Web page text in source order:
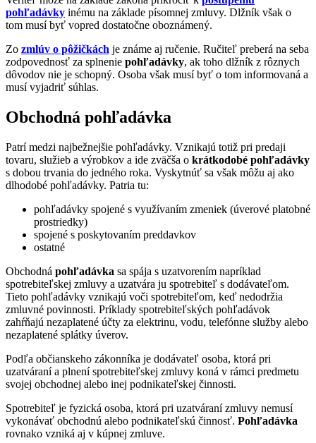
pohľadávky inému na základe písomnej zmluvy. Dlžník však o
tom musí byť vopred dostatočne oboznámený.
Zo zmlúv o pôžičkách je známe aj ručenie. Ručiteľ preberá na seba
zodpovednosť za splnenie pohľadávky, ak toho dlžník z rôznych
dôvodov nie je schopný. Osoba však musí byť o tom informovaná a
musí vyjadriť súhlas.
Obchodná pohľadávka
Patrí medzi najbežnejšie pohľadávky. Vznikajú totiž pri predaji
tovaru, služieb a výrobkov a ide zväčša o krátkodobé pohľadávky
s dobou trvania do jedného roka. Vyskytnúť sa však môžu aj ako
dlhodobé pohľadávky. Patria tu:
pohľadávky spojené s využívaním zmeniek (úverové platobné
prostriedky)
spojené s poskytovaním preddavkov
ostatné
Obchodná pohľadávka sa spája s uzatvorením napríklad
spotrebiteľskej zmluvy a uzatvára ju spotrebiteľ s dodávateľom.
Tieto pohľadávky vznikajú voči spotrebiteľom, keď nedodržia
zmluvné povinnosti. Príklady spotrebiteľských pohľadávok
zahŕňajú nezaplatené účty za elektrinu, vodu, telefónne služby alebo
nezaplatené splátky úverov.
Podľa občianskeho zákonníka je dodávateľ osoba, ktorá pri
uzatváraní a plnení spotrebiteľskej zmluvy koná v rámci predmetu
svojej obchodnej alebo inej podnikateľskej činnosti.
Spotrebiteľ je fyzická osoba, ktorá pri uzatváraní zmluvy nemusí
vykonávať obchodnú alebo podnikateľskú činnosť. Pohľadávka
rovnako vzniká aj v kúpnej zmluve.